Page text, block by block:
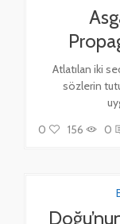
Asgari Ücret: Bir Seçim
Atlatılan iki
sözlerin
0
156 0